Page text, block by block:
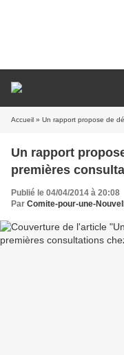
Accueil » Un rapport propose de
Un rapport
premières
Publié le 04/04/2014 à 20:08
Par Comite-pour-une-